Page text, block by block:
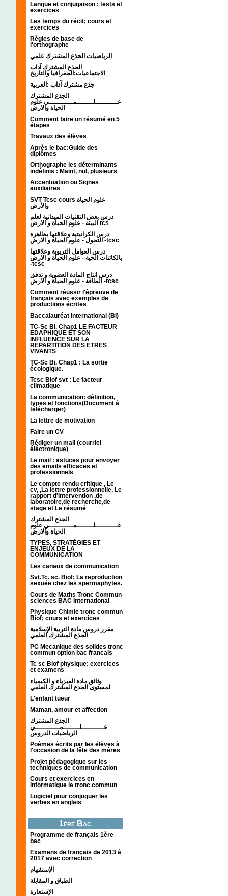
Langue et conjugaison : tests et
exercices
Les temps du récit; cours et
exercices
Règles de base de
l'orthographe
الرياضيات الجذع المشترك علمي
الجذع المشترك آداب
الاجتماعيات:الجغرافيا والتاريخ
جذع مشترك آداب :العربية
الجذع المشترك
عـــــــــــلــــــــمــــــــــــي علوم
الحياة والارض
Comment faire un résumé en 5
étapes
Travaux des élèves
Après le bac:Guide des
diplômes
Orthographe les déterminants
indéfinis : Maint, nul, plusieurs
Accentuation ou Signes
auxiliaires
SVT Tcsc cours علوم الحياة
والأرض
درس بعض التقنيات الميدانية لعلم
البيئة - علوم الحياة و الارض tcs
درس الكرانيتية وعلاقتها بظاهرة
التحول - علوم الحياة و الارض -tcsc
درس العوامل التربوية وعلاقتها
بالكائنات الحية - علوم الحياة و الارض
-tcsc
درس انتاج المادة العضوية و تدفق
الطاقة - علوم الحياة و الارض -tcsc
Comment réussir l'épreuve de
français avec exemples de
productions écrites
Baccalauréat international (BI)
TC-Sc Bi. Chap1 LE FACTEUR
EDAPHIQUE ET SON
INFLUENCE SUR LA
REPARTITION DES ETRES
VIVANTS
TC-Sc Bi. Chap1 : La sortie
écologique.
Tcsc Biof svt : Le facteur
climatique
La communication: définition,
types et fonctions(Document à
télécharger)
La lettre de motivation
Faire un CV
Rédiger un mail (courriel
éléctronique)
Le mail : astuces pour envoyer
des emails efficaces et
professionnels
Le compte rendu critique , Le
cv, ,La lettre professionnelle, Le
rapport d'intervention ,de
laboratoire,de recherche,de
stage et Le résumé
الجذع المشترك
عـــــــــــلــــــــمــــــــــــي علوم
الحياة والارض
TYPES, STRATÉGIES ET
ENJEUX DE LA
COMMUNICATION
Les canaux de communication
Svt.Tc. sc. Biof: La reproduction
sexuée chez les spermaphytes.
Cours de Maths Tronc Commun
sciences BAC International
Physique Chimie tronc commun
Biof; cours et exercices
مقرر دروس مادة التربية الإسلامية
الجذع المشترك العلمي
PC Mecanique des solides tronc
commun option bac francais
Tc sc Biof physique: exercices
et examens
وثائق مادة الفيزياء و الكيمياء
L'enfant tueur
Maman, amour et affection
الجذع المشترك
عـــــــــــلــــــــمــــــــــــي
الرياضيات الدروس
Poèmes écrits par les élèves à
l'occasion de la fête des mères
Projet pédagogique sur les
techniques de communication
Cours et exercices en
informatique le tronc commun
Logiciel pour conjuguer les
verbes en anglais
1ère Bac
Programme de français 1ère
bac
Examens de français de 2013 à
2017 avec correction
الإستفهام
الطباق و المقابلة
الإستعارة